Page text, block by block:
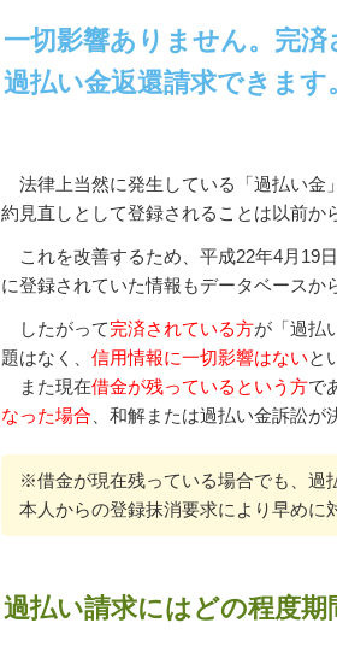
一切影響ありません。完
過払い金返還請求できます
法律上当然に発生している「過払い金
約見直しとして登録されることは以前か
これを改善するため、平成22年4月19
に登録されていた情報もデータベースか
したがって完済されている方が「過払
題はなく、 信用情報に一切影響はないと
また現在借金が残っているという方で
なった場合 、和解または過払い金訴訟が
※借金が現在残っている場合でも、過
本人からの登録抹消要求により早めに
過払い請求にはどの程度